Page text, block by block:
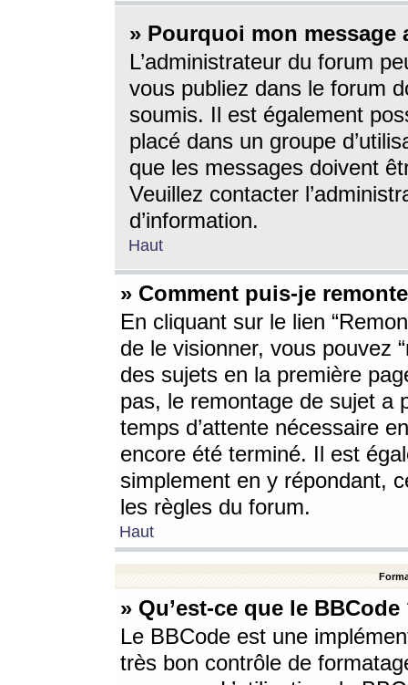
» Pourquoi mon message
L’administrateur du forum
vous publiez dans le forum
soumis. Il est également
placé dans un groupe
que les messages doivent
Veuillez contacter
d’information.
Haut
» Comment puis-je
En cliquant sur le lien
de le visionner, vous pouvez
des sujets en la première
pas, le remontage de sujet a
temps d’attente nécessaire
encore été terminé. Il est
simplement en y répondant,
les règles du forum.
Haut
» Qu’est-ce que le BBCode
Le BBCode est une
très bon contrôle de